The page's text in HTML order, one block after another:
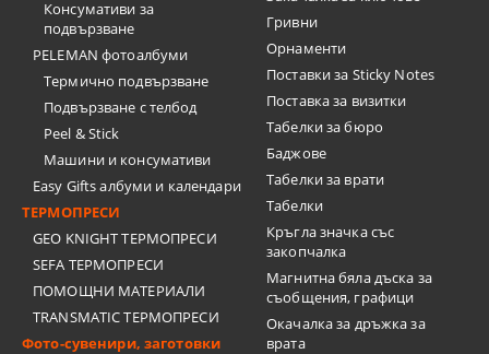
Консумативи за
подвързване
PELEMAN фотоалбуми
Термично подвързване
Подвързване с телбод
Peel & Stick
Машини и консумативи
Easy Gifts албуми и календари
ТЕРМОПРЕСИ
GEO KNIGHT ТЕРМОПРЕСИ
SEFA ТЕРМОПРЕСИ
ПОМОЩНИ МАТЕРИАЛИ
TRANSMATIC ТЕРМОПРЕСИ
Фото-сувенири, заготовки
Гривни
Орнаменти
Поставки за Sticky Notes
Поставка за визитки
Tабелки за бюро
Баджове
Табелки за врати
Табелки
Кръгла значка със
закопчалка
Магнитна бяла дъска за
съобщения, графици
Окачалка за дръжка за
врата